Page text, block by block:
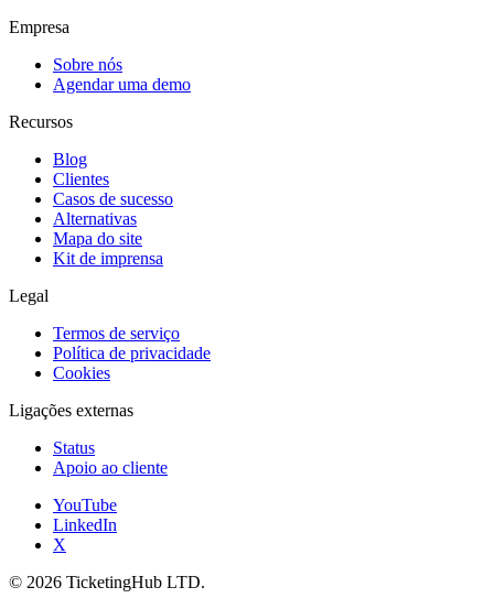
Empresa
Sobre nós
Agendar uma demo
Recursos
Blog
Clientes
Casos de sucesso
Alternativas
Mapa do site
Kit de imprensa
Legal
Termos de serviço
Política de privacidade
Cookies
Ligações externas
Status
Apoio ao cliente
YouTube
LinkedIn
X
© 2026 TicketingHub LTD.